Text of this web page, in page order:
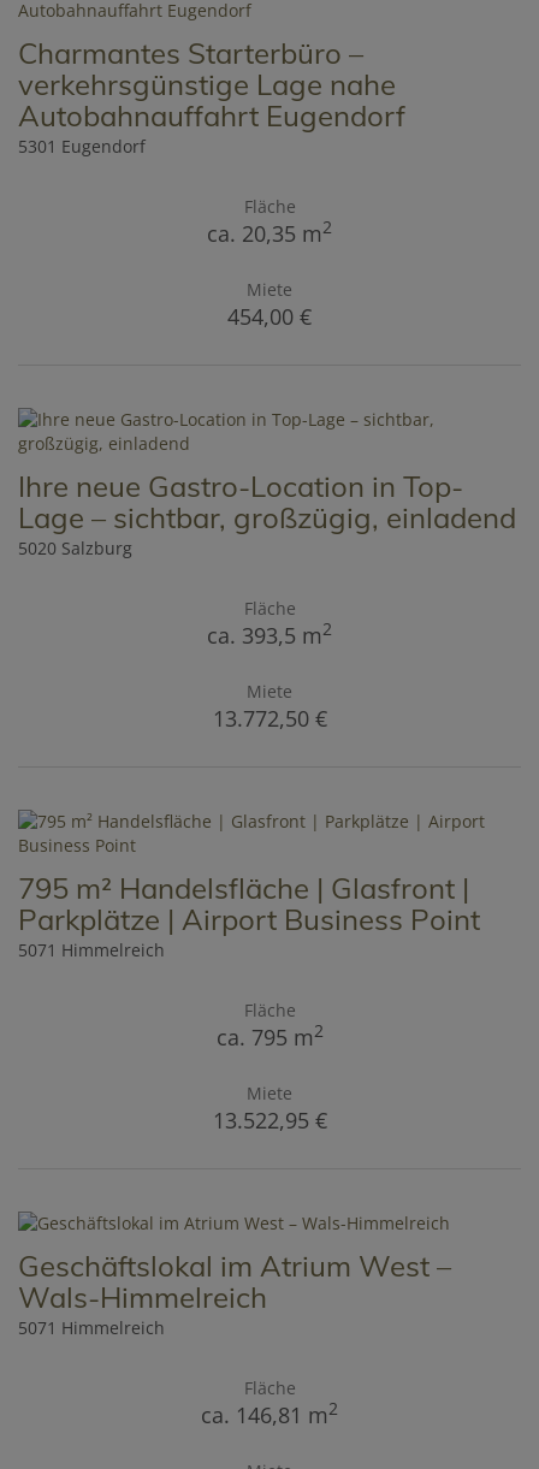
Charmantes Starterbüro –
verkehrsgünstige Lage nahe
Autobahnauffahrt Eugendorf
5301 Eugendorf
Fläche
ca. 20,35 m2
Miete
454,00 €
Ihre neue Gastro-Location in Top-
Lage – sichtbar, großzügig, einladend
5020 Salzburg
Fläche
ca. 393,5 m2
Miete
13.772,50 €
795 m² Handelsfläche | Glasfront |
Parkplätze | Airport Business Point
5071 Himmelreich
Fläche
ca. 795 m2
Miete
13.522,95 €
Geschäftslokal im Atrium West –
Wals-Himmelreich
5071 Himmelreich
Fläche
ca. 146,81 m2